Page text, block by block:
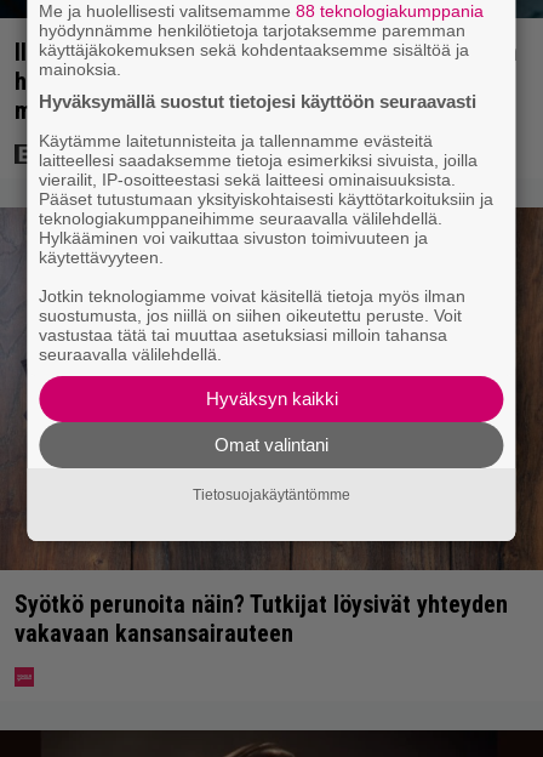
Illalla tv:ssä: Perinteinen dekkari Agatha Christien
hengessä – vuoden 2023 leffa tarjoaa
murhamysteerin
Syötkö perunoita näin? Tutkijat löysivät yhteyden
vakavaan kansansairauteen
Me ja huolellisesti valitsemamme88 teknologiakumppania
hyödynnämme henkilötietoja tarjotaksemme paremman
käyttäjäkokemuksen sekä kohdentaaksemme sisältöä ja
mainoksia.
Hyväksymällä suostut tietojesi käyttöön seuraavasti
Käytämme laitetunnisteita ja tallennamme evästeitä
laitteellesi saadaksemme tietoja esimerkiksi sivuista, joilla
vierailit, IP-osoitteestasi sekä laitteesi ominaisuuksista.
Pääset tutustumaan yksityiskohtaisesti käyttötarkoituksiin ja
teknologiakumppaneihimme seuraavalla välilehdellä.
Hylkääminen voi vaikuttaa sivuston toimivuuteen ja
käytettävyyteen.
Jotkin teknologiamme voivat käsitellä tietoja myös ilman
suostumusta, jos niillä on siihen oikeutettu peruste. Voit
vastustaa tätä tai muuttaa asetuksiasi milloin tahansa
seuraavalla välilehdellä.
Hyväksyn kaikki
Omat valintani
Tietosuojakäytäntömme